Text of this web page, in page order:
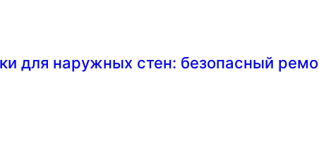
для наружных стен: безопасный